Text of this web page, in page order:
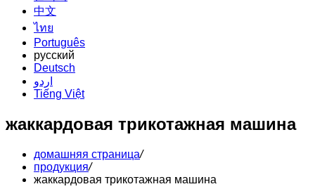
中文
ไทย
Português
русский
Deutsch
اردو
Tiếng Việt
жаккардовая трикотажная машина
домашняя страница/
продукция/
жаккардовая трикотажная машина